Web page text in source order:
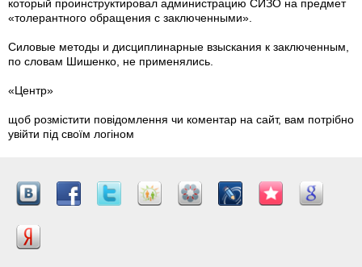
который проинструктировал администрацию СИЗО на предмет
«толерантного обращения с заключенными».
Силовые методы и дисциплинарные взыскания к заключенным,
по словам Шишенко, не применялись.
«Центр»
щоб розмістити повідомлення чи коментар на сайт, вам потрібно
увійти під своїм логіном